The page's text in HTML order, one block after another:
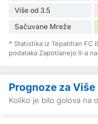
Više od 3.5
Sačuvane Mreže
* Statistika iz Tepatitlan FC
podataka Zapotlanejo II-a
Prognoze za Više
Koliko je bilo golova na